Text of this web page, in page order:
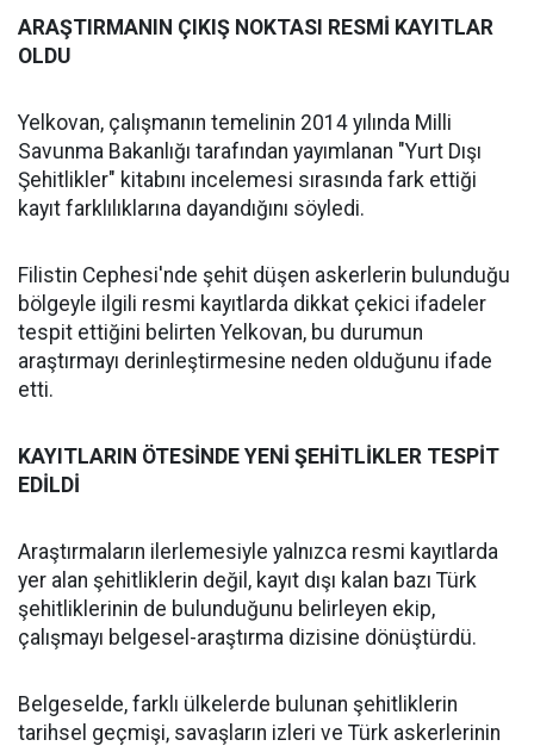
ARAŞTIRMANIN ÇIKIŞ NOKTASI RESMİ KAYITLAR
OLDU
Yelkovan, çalışmanın temelinin 2014 yılında Milli
Savunma Bakanlığı tarafından yayımlanan "Yurt Dışı
Şehitlikler" kitabını incelemesi sırasında fark ettiği
kayıt farklılıklarına dayandığını söyledi.
Filistin Cephesi'nde şehit düşen askerlerin bulunduğu
bölgeyle ilgili resmi kayıtlarda dikkat çekici ifadeler
tespit ettiğini belirten Yelkovan, bu durumun
araştırmayı derinleştirmesine neden olduğunu ifade
etti.
KAYITLARIN ÖTESİNDE YENİ ŞEHİTLİKLER TESPİT
EDİLDİ
Araştırmaların ilerlemesiyle yalnızca resmi kayıtlarda
yer alan şehitliklerin değil, kayıt dışı kalan bazı Türk
şehitliklerinin de bulunduğunu belirleyen ekip,
çalışmayı belgesel-araştırma dizisine dönüştürdü.
Belgeselde, farklı ülkelerde bulunan şehitliklerin
tarihsel geçmişi, savaşların izleri ve Türk askerlerinin